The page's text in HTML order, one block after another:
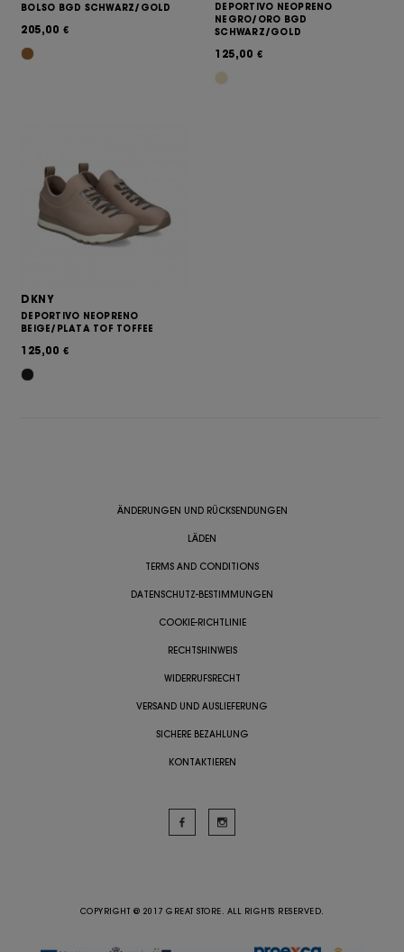
BOLSO BGD SCHWARZ/GOLD
205,00 €
DEPORTIVO NEOPRENO
NEGRO/ORO BGD
SCHWARZ/GOLD
125,00 €
DKNY
DEPORTIVO NEOPRENO
BEIGE/PLATA TOF TOFFEE
125,00 €
ÄNDERUNGEN UND RÜCKSENDUNGEN
LÄDEN
TERMS AND CONDITIONS
DATENSCHUTZ-BESTIMMUNGEN
COOKIE-RICHTLINIE
RECHTSHINWEIS
WIDERRUFSRECHT
VERSAND UND AUSLIEFERUNG
SICHERE BEZAHLUNG
KONTAKTIEREN
COPYRIGHT @ 2017 GREAT STORE. ALL RIGHTS RESERVED.